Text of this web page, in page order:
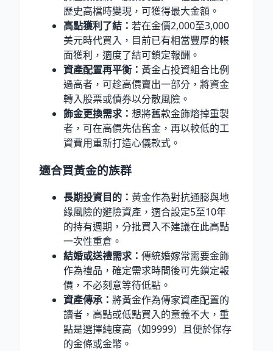
歷史高檔時變現，可獲得最大金額。
高點獲利了結： 若在金價2,000至3,000
美元時代買入，目前已有相當豐厚的帳
面獲利，適度了結可鎖定報酬。
資產配置再平衡： 黃金占投資組合比例
過高者，可趁高價賣出一部分，將資金
轉入股票或債券以分散風險。
飾金更換需求： 想將舊款金飾熔掉重製
者，可在高價先估舊金，再以較低的工
資費用重新打造心儀款式。
適合買黃金的族群
長期投資目的： 黃金作為對抗通膨與地
緣風險的避險資產，適合設定5至10年
的持有週期，分批買入不建議在此高點
一次性重倉。
結婚或送禮需求： 傳統婚嫁常需要金飾
作為禮品，確定需求時間後可先鎖定報
價，不必刻意等待低點。
資產傳承： 將黃金作為傳家資產配置的
讀者，高點或低點買入的意義不大，重
點是選擇純度高（如9999）且便於保存
的金條或金幣。